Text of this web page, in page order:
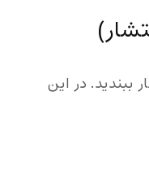
ببندید. در این